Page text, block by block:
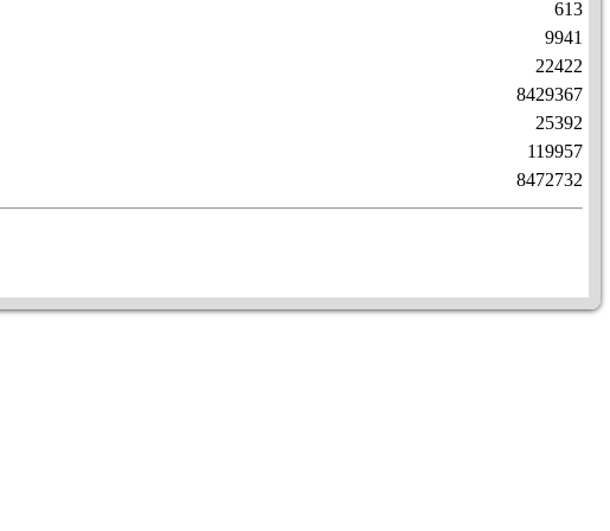
613
9941
22422
8429367
25392
119957
8472732